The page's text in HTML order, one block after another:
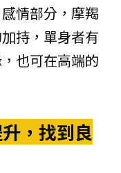
情部分，摩羯
持，單身者有
也可在高端的
，找到良